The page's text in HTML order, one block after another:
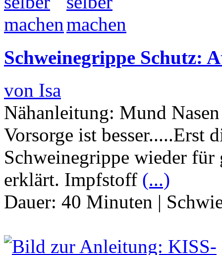
Schweinegrippe Schutz:
von Isa
Nähanleitung: Mund
Vorsorge ist besser.....Erst
Schweinegrippe wieder
erklärt. Impfstoff (...)
Dauer: 40 Minuten |